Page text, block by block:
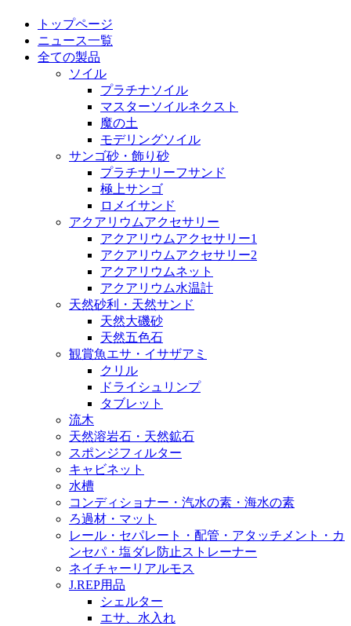
トップページ
ニュース一覧
全ての製品
ソイル
プラチナソイル
マスターソイルネクスト
魔の土
モデリングソイル
サンゴ砂・飾り砂
プラチナリーフサンド
極上サンゴ
ロメイサンド
アクアリウムアクセサリー
アクアリウムアクセサリー1
アクアリウムアクセサリー2
アクアリウムネット
アクアリウム水温計
天然砂利・天然サンド
天然大磯砂
天然五色石
観賞魚エサ・イサザアミ
クリル
ドライシュリンプ
タブレット
流木
天然溶岩石・天然鉱石
スポンジフィルター
キャビネット
水槽
コンディショナー・汽水の素・海水の素
ろ過材・マット
レール・セパレート・配管・アタッチメント・カ
ンセパ・塩ダレ防止ストレーナー
ネイチャーリアルモス
J.REP用品
シェルター
エサ、水入れ